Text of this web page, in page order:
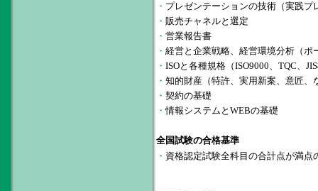
・ プレゼンテーションの技術（実践プ
・ 販売チャネルと選定
・ 営業報告書
・ 経営と企業戦略、経営環境分析（ポ
・ ISOと各種規格（ISO9000、TQC、
・ 知的財産（特許、実用新案、意匠、
・ 契約の基礎
・情報システムとWEBの基礎
全国試験の合格基準
・ 資格認定試験全科目の合計点が満